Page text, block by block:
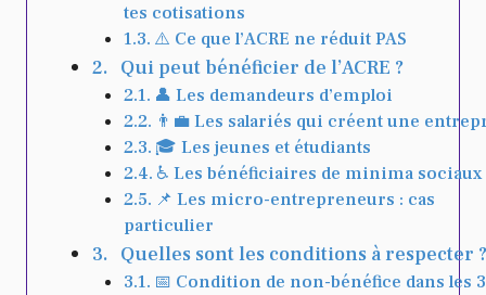
tes cotisations
⚠️ Ce que l’ACRE ne réduit PAS
Qui peut bénéficier de l’ACRE ?
👤 Les demandeurs d’emploi
👨‍💼 Les salariés qui créent une
🎓 Les jeunes et étudiants
♿ Les bénéficiaires de minima sociaux
📌 Les micro-entrepreneurs : cas
particulier
Quelles sont les conditions à respecter ?
📅 Condition de non-bénéfice dans les 3